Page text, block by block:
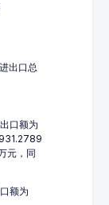
出口总
口额为
元，同
额为